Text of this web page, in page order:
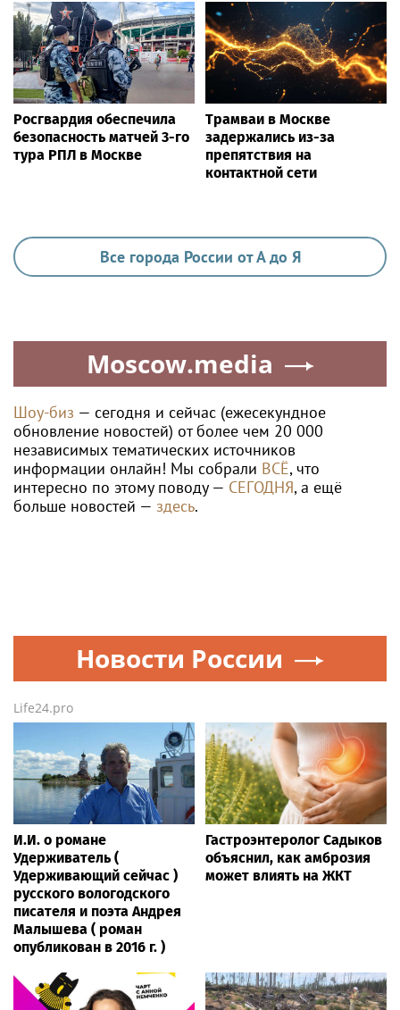
Росгвардия обеспечила
безопасность матчей 3-го
тура РПЛ в Москве
Трамваи в Москве
задержались из-за
препятствия на
контактной сети
Все города России от А до Я
Moscow.media
Шоу-биз — сегодня и сейчас (ежесекундное
обновление новостей) от более чем 20 000
независимых тематических источников
информации онлайн! Мы собрали ВСЁ, что
интересно по этому поводу — СЕГОДНЯ, а ещё
больше новостей — здесь.
Новости России
Life24.pro
И.И. о романе
Удерживатель (
Удерживающий сейчас )
русского вологодского
писателя и поэта Андрея
Малышева ( роман
опубликован в 2016 г. )
Гастроэнтеролог Садыков
объяснил, как амброзия
может влиять на ЖКТ